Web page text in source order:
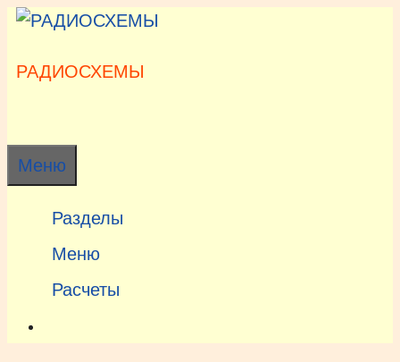
Перейти
РАДИОСХЕМЫ
Меню
Разделы
Меню
Расчеты